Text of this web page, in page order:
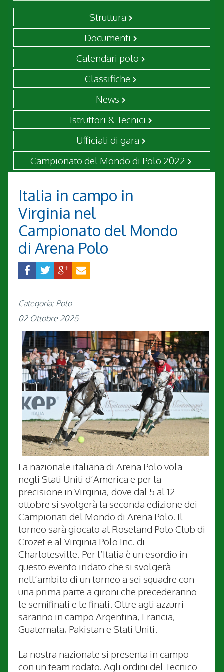
Struttura
Documenti
Calendari polo
Classifiche
News
Istruttori & Tecnici
Ufficiali di gara
Campionato del Mondo di Polo 2022
Italia in campo in
Virginia nel
Campionato del Mondo
di Arena Polo
Categoria: Polo
02 Ottobre 2025
La nazionale italiana di Arena Polo vola
negli Stati Uniti d’America e per la
precisione in Virginia, dove dal 5 al 12
ottobre si svolgerà la seconda edizione dei
Campionati del Mondo di Arena Polo. Il
torneo sarà giocato al Roseland Polo Club di
Crozet e al Virginia Polo Inc. di
Charlotesville. Per l’Italia è un esordio in
questo evento iridato che si svolgerà
nell’ambito di un torneo a sei squadre con
una prima parte a gironi che precederanno
le semifinali e le finali. Oltre agli azzurri
saranno in campo Argentina, Francia,
Guatemala, Pakistan e Stati Uniti.
La nostra nazionale si presenta in campo
con un team rodato. Agli ordini del Tecnico